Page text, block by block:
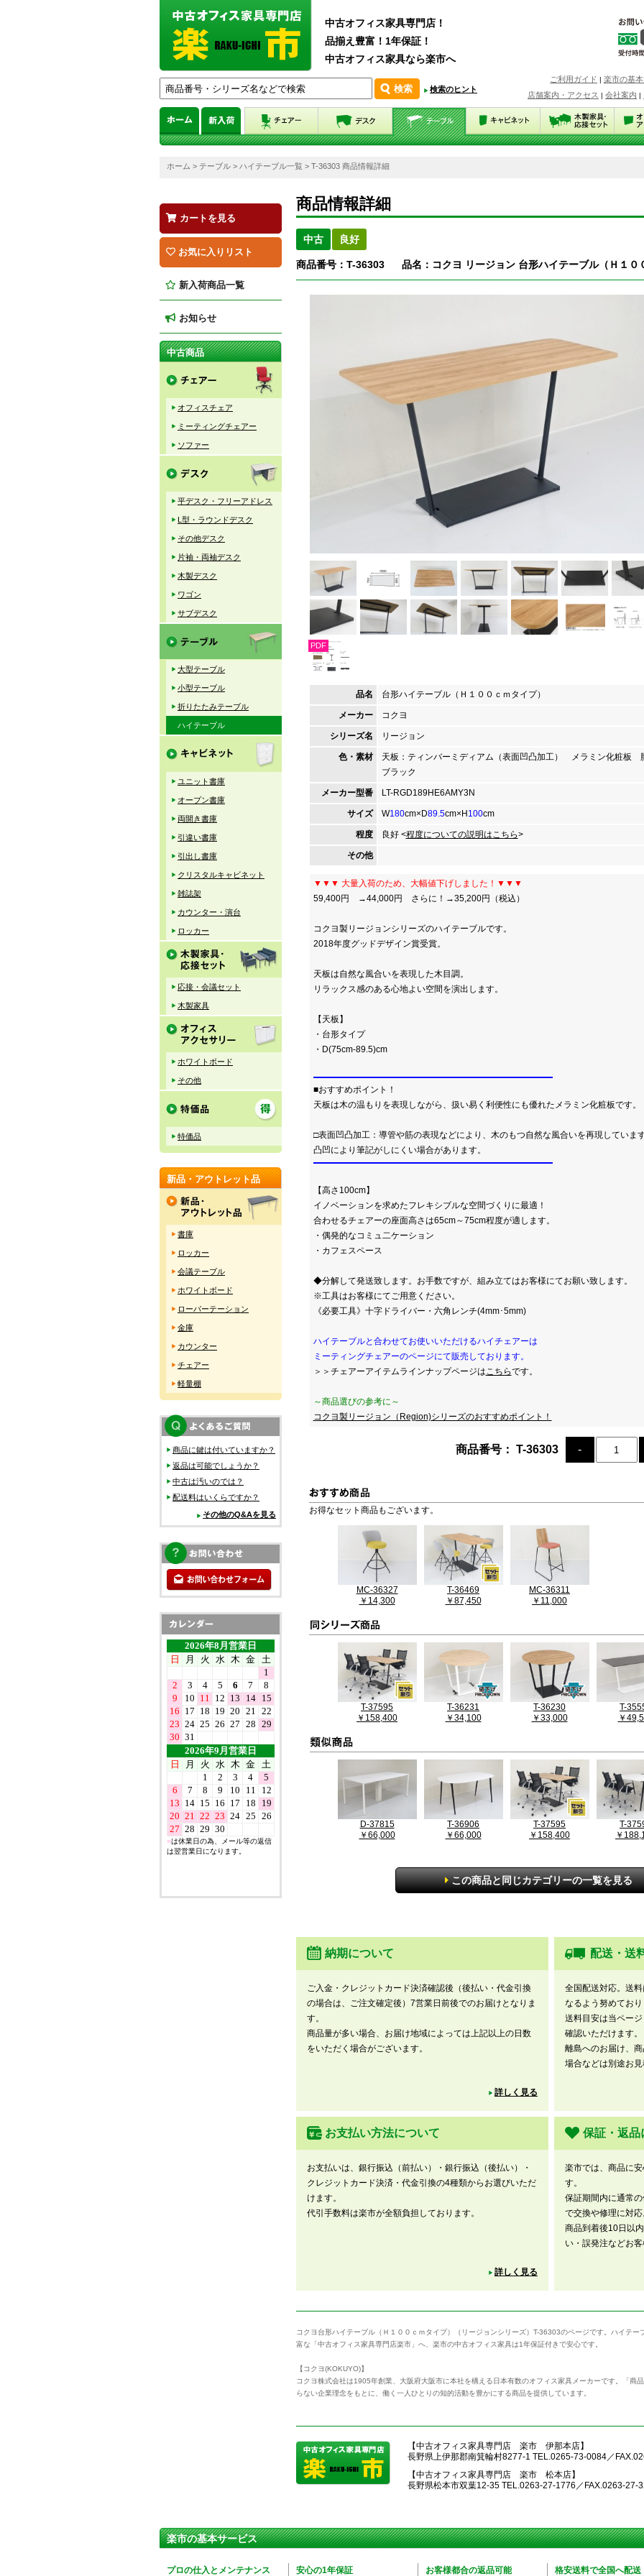
中古オフィス家具専門店！
品揃え豊富！1年保証！
中古オフィス家具なら楽市へ
検索のヒント
ご利用ガイド | 楽市の基
店舗案内・アクセス | 会社案内 |
ホーム > テーブル > ハイテーブル一覧 > T-36303 商品情報詳細
商品情報詳細
中古 良好
商品番号：T-36303 品名：コクヨ リージョン 台形ハイテーブル（Ｈ１０
PDF
品名 台形ハイテーブル（Ｈ１００ｃｍタイプ）
メーカー コクヨ
シリーズ名 リージョン
色・素材
天板：ティンバーミディアム（表面凹凸加工） メラミン化粧板
ブラック
メーカー型番 LT-RGD189HE6AMY3N
サイズ W180cm×D89.5cm×H 100cm
程度 良好 <程度についての説明はこちら>
その他
▼▼▼ 大量入荷のため、大幅値下げしました！▼▼▼
59,400円 →44,000円 さらに！→35,200円（税込）
コクヨ製リージョンシリーズのハイテーブルです。
2018年度グッドデザイン賞受賞。
天板は自然な風合いを表現した木目調。
リラックス感のある心地よい空間を演出します。
【天板】
・台形タイプ
・D(75cm-89.5)cm
■おすすめポイント！
天板は木の温もりを表現しながら、扱い易く利便性にも優れたメラミン化粧板です。
□表面凹凸加工：導管や筋の表現などにより、木のもつ自然な風合いを再現していま
凸凹により筆記がしにくい場合があります。
【高さ100cm】
イノベーションを求めたフレキシブルな空間づくりに最適！
合わせるチェアーの座面高さは65cm～75cm程度が適します。
・偶発的なコミュ二ケーション
・カフェスペース
◆分解して発送致します。お手数ですが、組み立てはお客様にてお願い致します。
※工具はお客様にてご用意ください。
《必要工具》十字ドライバー・六角レンチ(4mm･5mm)
ハイテーブルと合わせてお使いいただけるハイチェアーは
ミーティングチェアーのページにて販売しております。
＞＞チェアーアイテムラインナップページはこちらです。
～商品選びの参考に～
コクヨ製リージョン（Region)シリーズのおすすめポイント！
商品番号： T-36303
お得なセット商品もございます。
MC-36327
￥14,300
T-36469
￥87,450
MC-36311
￥11,000
T-37595
￥158,400
T-36231
￥34,100
T-36230
￥33,000
T-
￥
D-37815
￥66,000
T-36906
￥66,000
T-37595
￥158,400
T-
￥
この商品と同じカテゴリーの一覧を見る
納期について
ご入金・クレジットカード決済確認後（後払い・代金引換
の場合は、ご注文確定後）7営業日前後でのお届けとなりま
す。
商品量が多い場合、お届け地域によっては上記以上の日数
をいただく場合がございます。
詳しく見る
配送・送
全国配送対応。送
なるよう努めてお
送料目安は当ペー
確認いただけます。
離島へのお届け、
場合などは別途お
お支払い方法について
お支払いは、銀行振込（前払い）・銀行振込（後払い）・
クレジットカード決済・代金引換の4種類からお選びいただ
けます。
代引手数料は楽市が全額負担しております。
詳しく見る
保証・返品
楽市では、商品に
す。
保証期間内に通常
で交換や修理に対
商品到着後10日以
い・誤発注などお
コクヨ台形ハイテーブル（Ｈ１００ｃｍタイプ）（リージョンシリーズ）T-36303のページです。ハイテ
富な「中古オフィス家具専門店楽市」へ、楽市の中古オフィス家具は1年保証付きで安心です。
【コクヨ(KOKUYO)】
コクヨ株式会社は1905年創業、大阪府大阪市に本社を構える日本有数のオフィス家具メーカーです。「商
らない企業理念をもとに、働く一人ひとりの知的活動を豊かにする商品を提供しています。
【中古オフィス家具専門店 楽市 伊那本店】
長野県上伊那郡南箕輪村8277-1 TEL.0265-73-0084／
【中古オフィス家具専門店 楽市 松本店】
長野県松本市双葉12-35 TEL.0263-27-1776／FAX.0263-27-
カートを見る
お気に入りリスト
新入荷商品一覧
お知らせ
中古商品
オフィスチェア
ミーティングチェアー
ソファー
平デスク・フリーアドレス
L型・ラウンドデスク
その他デスク
片袖・両袖デスク
木製デスク
ワゴン
サブデスク
大型テーブル
小型テーブル
折りたたみテーブル
ハイテーブル
ユニット書庫
オープン書庫
両開き書庫
引違い書庫
引出し書庫
クリスタルキャビネット
雑誌架
カウンター・演台
ロッカー
応接・会議セット
木製家具
ホワイトボード
その他
特価品
新品・アウトレット品
書庫
ロッカー
会議テーブル
ホワイトボード
ローパーテーション
金庫
カウンター
チェアー
軽量棚
商品に鍵は付いていますか？
返品は可能でしょうか？
中古は汚いのでは？
配送料はいくらですか？
その他のQ&Aを見る
楽市の基本サービス
プロの仕入とメンテナンス 安心の1年保証 お客様都合の返品可能 格安送料で全国へ配送